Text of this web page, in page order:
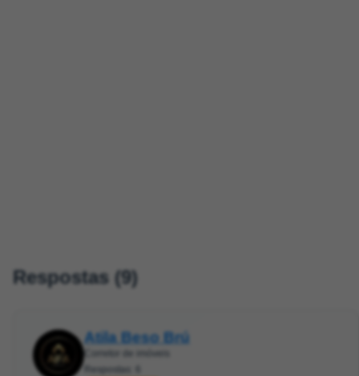
Respostas (9)
Atila Beso Brú
Corretor de imóveis
Respostas: 6